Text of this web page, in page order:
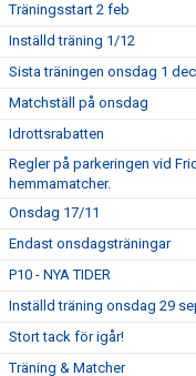
Träningsstart 2 feb
Inställd träning 1/12
Sista träningen onsdag 1 dec
Matchställ på onsdag
Idrottsrabatten
Regler på parkeringen vid
hemmamatcher.
Onsdag 17/11
Endast onsdagsträningar
P10 - NYA TIDER
Inställd träning onsdag 29
Stort tack för igår!
Träning & Matcher